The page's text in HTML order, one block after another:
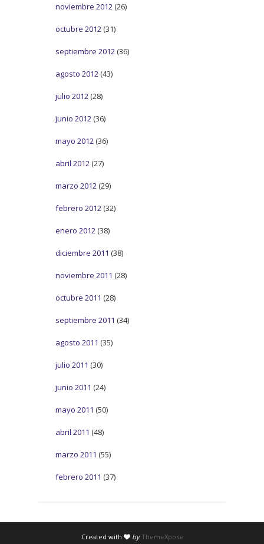
noviembre 2012 (26)
octubre 2012 (31)
septiembre 2012 (36)
agosto 2012 (43)
julio 2012 (28)
junio 2012 (36)
mayo 2012 (36)
abril 2012 (27)
marzo 2012 (29)
febrero 2012 (32)
enero 2012 (38)
diciembre 2011 (38)
noviembre 2011 (28)
octubre 2011 (28)
septiembre 2011 (34)
agosto 2011 (35)
julio 2011 (30)
junio 2011 (24)
mayo 2011 (50)
abril 2011 (48)
marzo 2011 (55)
febrero 2011 (37)
Created with by ThemeXpose